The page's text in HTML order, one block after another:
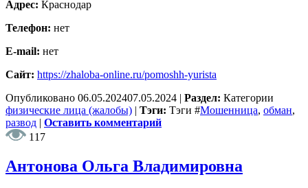
Адрес: Краснодар
Телефон: нет
E-mail: нет
Сайт: https://zhaloba-online.ru/pomoshh-yurista
Опубликовано 06.05.202407.05.2024 | Раздел: Категории
физические лица (жалобы) | Тэги: Тэги #Мошенница, обман,
развод | Оставить комментарий
117
Антонова Ольга Владимировна